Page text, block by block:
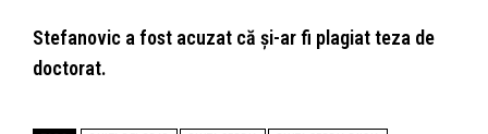
Stefanovic a fost acuzat că și-ar fi plagiat teza de
doctorat.